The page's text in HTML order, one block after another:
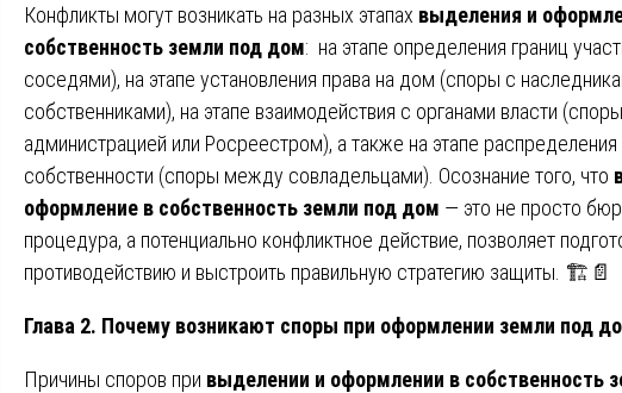
Конфликты могут возникать на разных этапах выделения и
собственность земли под дом: на этапе определения границ
соседями), на этапе установления права на дом (споры с
собственниками), на этапе взаимодействия с органами власти
администрацией или Росреестром), а также на этапе
собственности (споры между совладельцами). Осознание того, что
оформление в собственность земли под дом — это не просто
процедура, а потенциально конфликтное действие, позволяет
противодействию и выстроить правильную стратегию защиты. 🏗️📄
Глава 2. Почему возникают споры при оформлении земли под
Причины споров при выделении и оформлении в собственность